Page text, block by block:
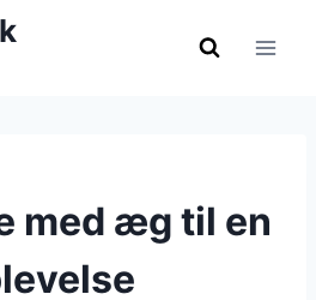
med æg til en